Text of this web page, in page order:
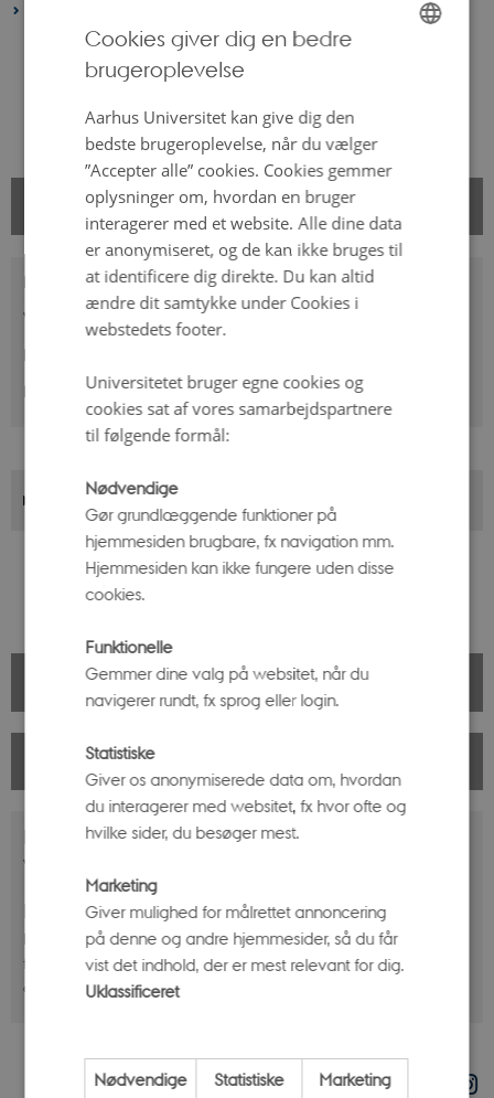
Eleverne får kendskab til stjernebilleder, og hvordan de kan finde
vej på himlen.
PRAKTISKE OPLYSNINGER
Målgruppe: 0.-3. klasse
Varighed:
Emne:
Placering:Steno Museet
Book forestilling
PRAKTISKE OPLYSNINGER
LÆRINGSVÆRKTØJER
Bestil i god tid
Workshops skal bestilles min. 14 dage før planlagt besøg.
Bestil tid til besøg på egen hånd
Du er velkommen til at vise din klasse rundt selv - men bestil tid i
forvejen. Hvis der er for mange klasser på museerne, forbeholder vi
os retten til at afvise jer, hvis I ikke har bestilt tid i forvejen.
Cookies giver dig en bedre
brugeroplevelse
Aarhus Universitet kan give dig den
bedste brugeroplevelse, når du vælger
”Accepter alle” cookies. Cookies gemmer
oplysninger om, hvordan en bruger
interagerer med et website. Alle dine data
er anonymiseret, og de kan ikke bruges til
at identificere dig direkte. Du kan altid
ændre dit samtykke under Cookies i
webstedets footer.
Universitetet bruger egne cookies og
cookies sat af vores samarbejdspartnere
til følgende formål:
Nødvendige
Gør grundlæggende funktioner på
hjemmesiden brugbare, fx navigation mm.
Hjemmesiden kan ikke fungere uden disse
cookies.
Funktionelle
Gemmer dine valg på websitet, når du
navigerer rundt, fx sprog eller login.
Statistiske
Giver os anonymiserede data om, hvordan
du interagerer med websitet, fx hvor ofte og
hvilke sider, du besøger mest.
Marketing
Giver mulighed for målrettet annoncering
på denne og andre hjemmesider, så du får
vist det indhold, der er mest relevant for dig.
Uklassificeret
Nødvendige Statistiske Marketing